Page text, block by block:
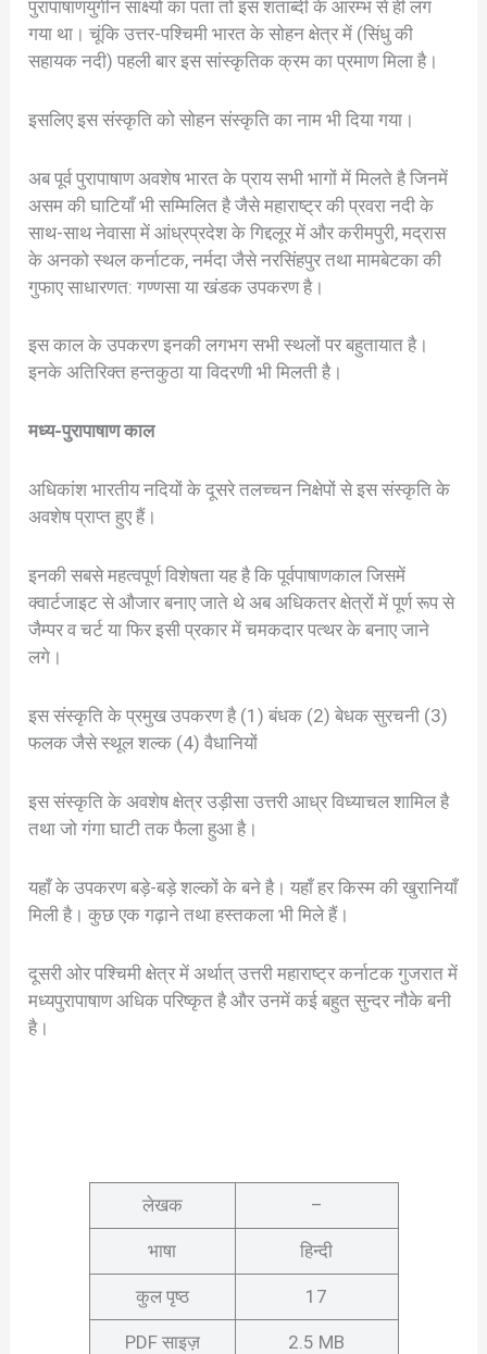
पुरापाषाणयुगीन साक्ष्यों का पता तो इस शताब्दी के आरम्भ से ही लग
गया था। चूंकि उत्तर-पश्चिमी भारत के सोहन क्षेत्र में (सिंधु की
सहायक नदी) पहली बार इस सांस्कृतिक क्रम का प्रमाण मिला है।
इसलिए इस संस्कृति को सोहन संस्कृति का नाम भी दिया गया।
अब पूर्व पुरापाषाण अवशेष भारत के प्राय सभी भागों में मिलते है जिनमें
असम की घाटियाँ भी सम्मिलित है जैसे महाराष्ट्र की प्रवरा नदी के
साथ-साथ नेवासा में आंध्रप्रदेश के गिद्दलूर में और करीमपुरी, मद्रास
के अनको स्थल कर्नाटक, नर्मदा जैसे नरसिंहपुर तथा मामबेटका की
गुफाए साधारणत: गण्णसा या खंडक उपकरण है।
इस काल के उपकरण इनकी लगभग सभी स्थलों पर बहुतायात है।
इनके अतिरिक्त हन्तकुठा या विदरणी भी मिलती है।
मध्य-पुरापाषाण काल
अधिकांश भारतीय नदियों के दूसरे तलच्चन निक्षेपों से इस संस्कृति के
अवशेष प्राप्त हुए हैं।
इनकी सबसे महत्वपूर्ण विशेषता यह है कि पूर्वपाषाणकाल जिसमें
क्वार्टजाइट से औजार बनाए जाते थे अब अधिकतर क्षेत्रों में पूर्ण रूप से
जैम्पर व चर्ट या फिर इसी प्रकार में चमकदार पत्थर के बनाए जाने
लगे।
इस संस्कृति के प्रमुख उपकरण है (1) बंधक (2) बेधक सुरचनी (3)
फलक जैसे स्थूल शल्क (4) वैधानियों
इस संस्कृति के अवशेष क्षेत्र उड़ीसा उत्तरी आध्र विध्याचल शामिल है
तथा जो गंगा घाटी तक फैला हुआ है।
यहाँ के उपकरण बड़े-बड़े शल्कों के बने है। यहाँ हर किस्म की खुरानियाँ
मिली है। कुछ एक गढ़ाने तथा हस्तकला भी मिले हैं।
दूसरी ओर पश्चिमी क्षेत्र में अर्थात् उत्तरी महाराष्ट्र कर्नाटक गुजरात में
मध्यपुरापाषाण अधिक परिष्कृत है और उनमें कई बहुत सुन्दर नौके बनी
है।
लेखक –
भाषा हिन्दी
कुल पृष्ठ 17
PDF साइज़ 2.5 MB